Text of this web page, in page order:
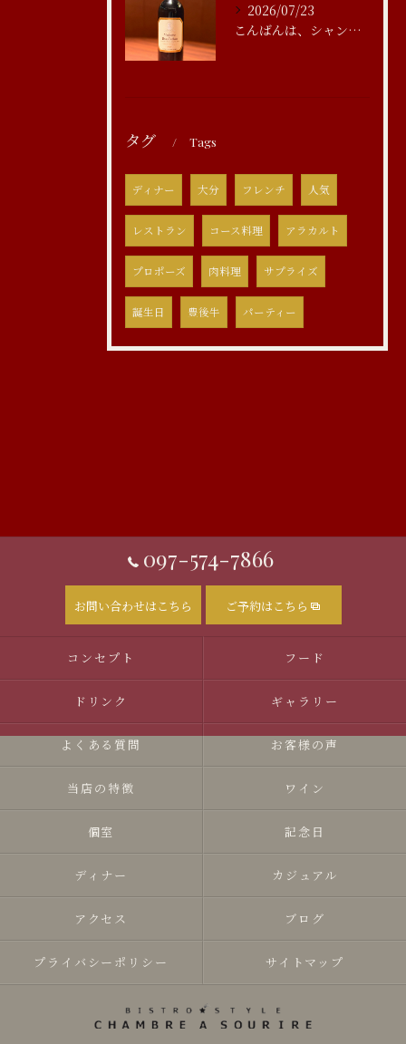
2026/07/23
こんばんは、シャンブルアスリール清水です
タグ Tags
ディナー 大分 フレンチ 人気
レストラン コース料理 アラカルト
プロポーズ 肉料理 サプライズ
誕生日 豊後牛 パーティー
097-574-7866
お問い合わせはこちら ご予約はこちら
コンセプト フード
ドリンク ギャラリー
よくある質問 お客様の声
当店の特徴 ワイン
個室 記念日
ディナー カジュアル
アクセス ブログ
プライバシーポリシー サイトマップ